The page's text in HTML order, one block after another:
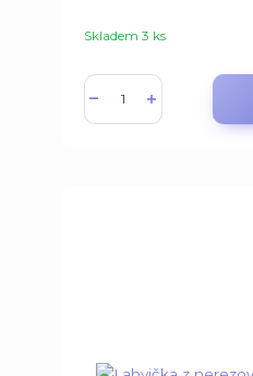
Skladem 3 ks